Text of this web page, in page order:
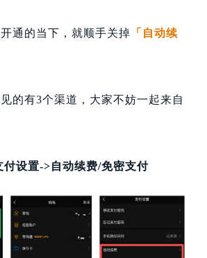
通的当下，就顺手关掉 「自动续
的有3个渠道，大家不妨一起来自
付设置->自动续费/免密支付